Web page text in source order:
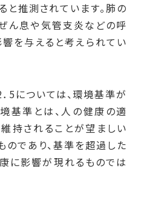
推測されています。肺の
ん息や気管支炎などの呼
を与えると考えられてい
5については、環境基準が
基準とは、人の健康の適
持されることが望ましい
であり、基準を超過した
に影響が現れるものでは